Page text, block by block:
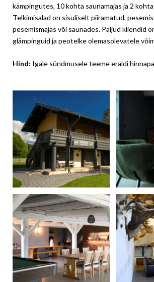
kämpingutes, 10 kohta saunamajas ja 2
Telkimisalad on sisuliselt piiramatud,
pesemismajas või saunades. Paljud kliendid
glämpinguid ja peotelke olemasolevatele
Hind: Igale sündmusele teeme eraldi